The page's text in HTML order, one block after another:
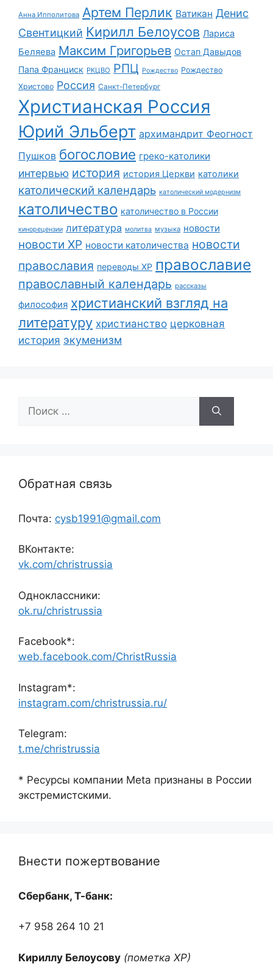
Анна Ипполитова Артем Перлик Ватикан Денис
Свентицкий Кирилл Белоусов Лариса
Беляева Максим Григорьев Остап Давыдов
Папа Франциск РКЦВО РПЦ Рождество Рождество
Христово Россия Санкт-Петербург
Христианская Россия
Юрий Эльберт архимандрит Феогност
Пушков богословие греко-католики
интервью история история Церкви католики
католический календарь католический модернизм
католичество католичество в России
кинорецензии литература молитва музыка новости
новости ХР новости католичества новости
православия переводы ХР православие
православный календарь рассказы
философия христианский взгляд на
литературу христианство церковная
история экуменизм
Обратная связь
Почта: cysb1991@gmail.com
ВКонтакте:
vk.com/christrussia
Одноклассники:
ok.ru/christrussia
Facebook*:
web.facebook.com/ChristRussia
Instagram*:
instagram.com/christrussia.ru/
Telegram:
t.me/christrussia
* Ресурсы компании Meta признаны в России
экстремистскими.
Внести пожертвование
Сбербанк, Т-банк:
+7 958 264 10 21
Кириллу Белоусову (пометка ХР)